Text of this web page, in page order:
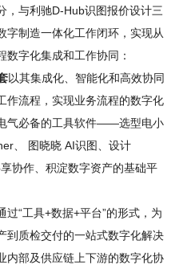
，与利驰D-Hub识图报价设计三
字制造一体化工作闭环，实现从
字化集成和工作协同：
以其集成化、智能化和高效协同
作流程，实现业务流程的数字化
气必备的工具软件——选型电小
、 图晓晓 AI识图、设计
协作、积淀数字资产的基础平
过“工具+数据+平台”的形式，为
到质检交付的一站式数字化解决
内部及供应链上下游的数字化协